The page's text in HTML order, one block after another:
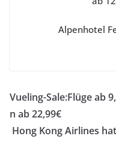
Alpenhotel
Vueling-Sale:Flüge ab
n ab 22,99€
Hong Kong Airlines